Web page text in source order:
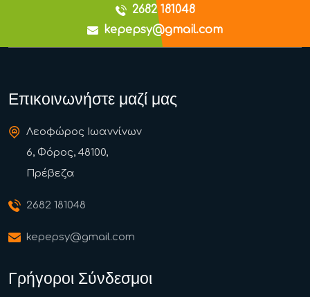
2682 181048
kepepsy@gmail.com
Επικοινωνήστε μαζί μας
Λεοφώρος Ιωαννίνων
6, Φόρος, 48100,
Πρέβεζα
2682 181048
kepepsy@gmail.com
Γρήγοροι Σύνδεσμοι